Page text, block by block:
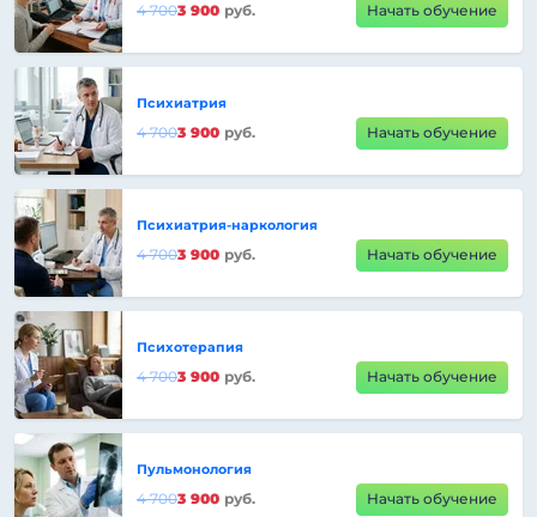
4 7003 900 руб. Начать обучение
Психиатрия
4 7003 900 руб. Начать обучение
Психиатрия-наркология
4 7003 900 руб. Начать обучение
Психотерапия
4 7003 900 руб. Начать обучение
Пульмонология
4 7003 900 руб. Начать обучение